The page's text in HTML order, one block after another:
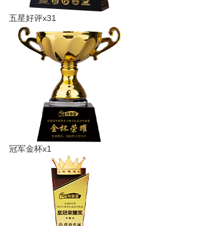
五星好评x31
冠军金杯x1